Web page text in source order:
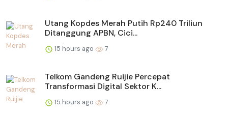
Utang Kopdes Merah Putih Rp240 Triliun
Ditanggung APBN, Cici...
15 hours ago 7
Telkom Gandeng Ruijie Percepat
Transformasi Digital Sektor K...
15 hours ago 7